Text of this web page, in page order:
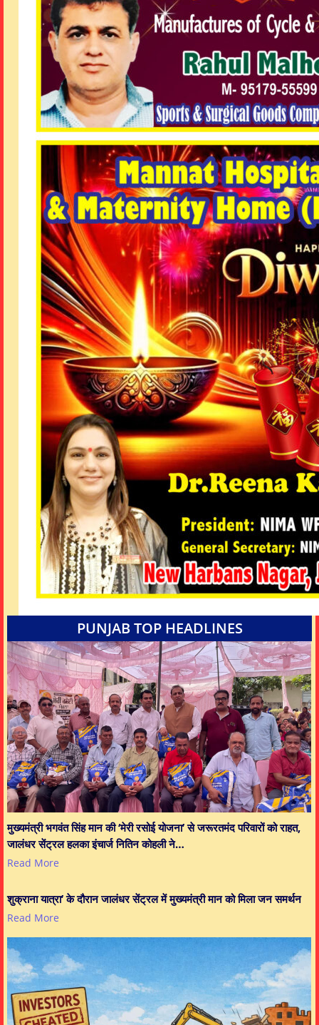
PUNJAB TOP HEADLINES
मुख्यमंत्री भगवंत सिंह मान की ‘मेरी रसोई योजना’ से जरूरतमंद परिवारों को राहत,
जालंधर सेंट्रल हलका इंचार्ज नितिन कोहली ने…
Read More
शुक्राना यात्रा’ के दौरान जालंधर सेंट्रल में मुख्यमंत्री मान को मिला जन समर्थन
Read More